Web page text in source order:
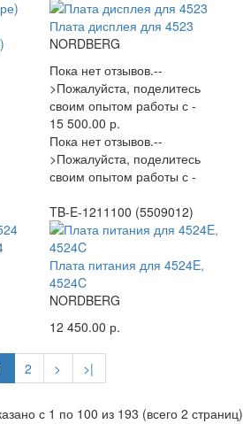
Плата дисплея для 4523
NORDBERG
Пока нет отзывов.--
>Пожалуйста, поделитесь
своим опытом работы с -
15 500.00 р.
Пока нет отзывов.--
>Пожалуйста, поделитесь
своим опытом работы с -
TB-E-1211100 (5509012)
Плата питания для 4524E,
4524C
NORDBERG
12 450.00 р.
2 > >|
с 1 по 100 из 193 (всего 2 страниц)